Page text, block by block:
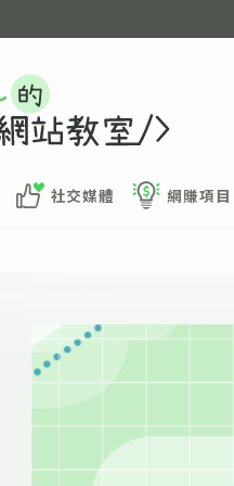
社交媒體 網賺項目